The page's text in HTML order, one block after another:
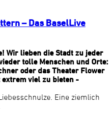
– Das BaselLive
Wir lieben die Stadt zu jeder
tolle Menschen und Orte:
oder das Theater Flower
viel zu bieten -
Eine ziemlich